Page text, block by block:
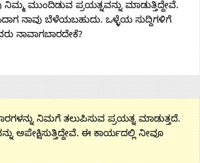
ಮುಂದಿಡುವ ಪ್ರಯತ್ನವನ್ನು ಮಾಡುತ್ತಿದ್ದೇವೆ.
ನಾವು ಬೆಳೆಯಬಹುದು. ಒಳ್ಳೆಯ ಸುದ್ದಿಗಳಿಗೆ
ನಾವಾಗಬಾರದೇಕೆ?
ನಿಮಗೆ ತಲುಪಿಸುವ ಪ್ರಯತ್ನ ಮಾಡುತ್ತದೆ.
ಅಪೇಕ್ಷಿಸುತ್ತಿದ್ದೇವೆ. ಈ ಕಾರ್ಯದಲ್ಲಿ ನೀವೂ